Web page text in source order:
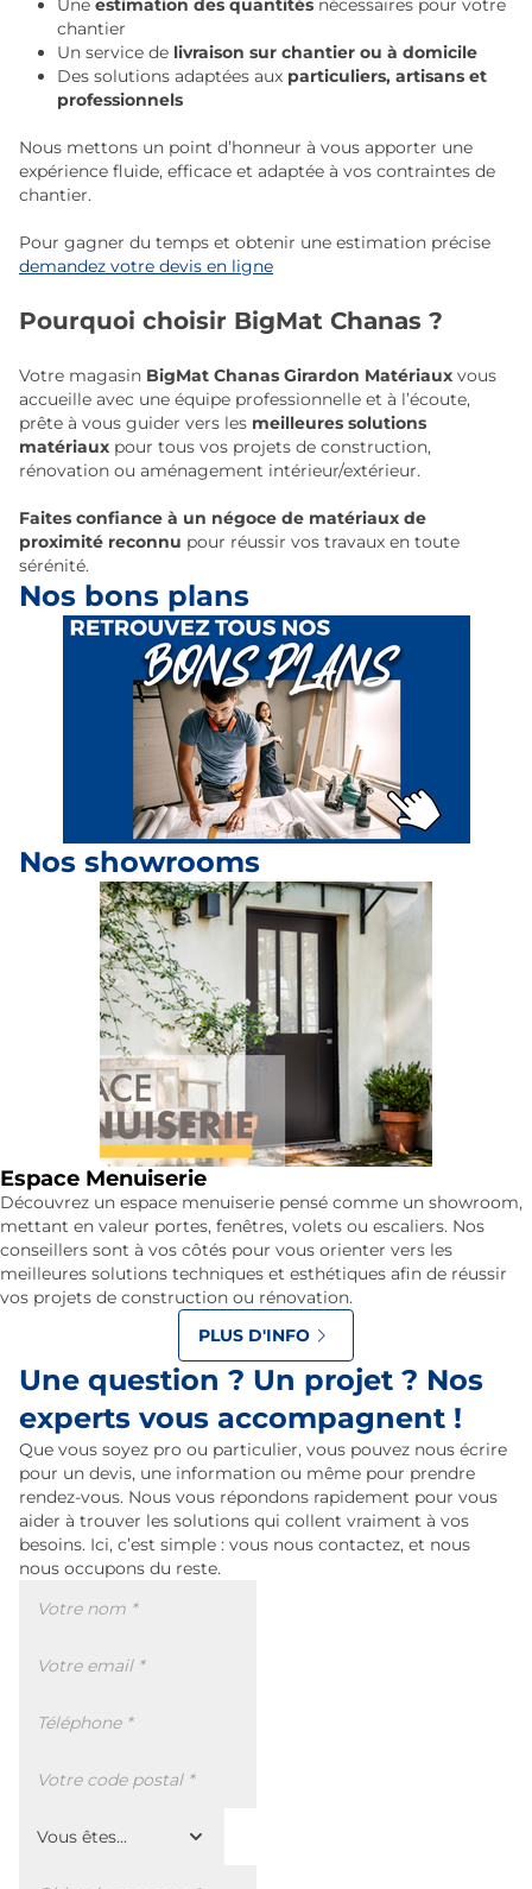
Une estimation des quantités nécessaires pour votre
chantier
Un service de livraison sur chantier ou à domicile
Des solutions adaptées aux particuliers, artisans et
professionnels
Nous mettons un point d’honneur à vous apporter une
expérience fluide, efficace et adaptée à vos contraintes de
chantier.
Pour gagner du temps et obtenir une estimation précise
demandez votre devis en ligne
Pourquoi choisir BigMat Chanas ?
Votre magasin BigMat Chanas Girardon Matériaux vous
accueille avec une équipe professionnelle et à l’écoute,
prête à vous guider vers les meilleures solutions
matériaux pour tous vos projets de construction,
rénovation ou aménagement intérieur/extérieur.
Faites confiance à un négoce de matériaux de
proximité reconnu pour réussir vos travaux en toute
sérénité.
Nos bons plans
Nos showrooms
Espace Menuiserie
Découvrez un espace menuiserie pensé comme un showroom,
mettant en valeur portes, fenêtres, volets ou escaliers. Nos
conseillers sont à vos côtés pour vous orienter vers les
meilleures solutions techniques et esthétiques afin de réussir
vos projets de construction ou rénovation.
PLUS D'INFO
Une question ? Un projet ? Nos
experts vous accompagnent !
Que vous soyez pro ou particulier, vous pouvez nous écrire
pour un devis, une information ou même pour prendre
rendez-vous. Nous vous répondons rapidement pour vous
aider à trouver les solutions qui collent vraiment à vos
besoins. Ici, c’est simple : vous nous contactez, et nous
nous occupons du reste.